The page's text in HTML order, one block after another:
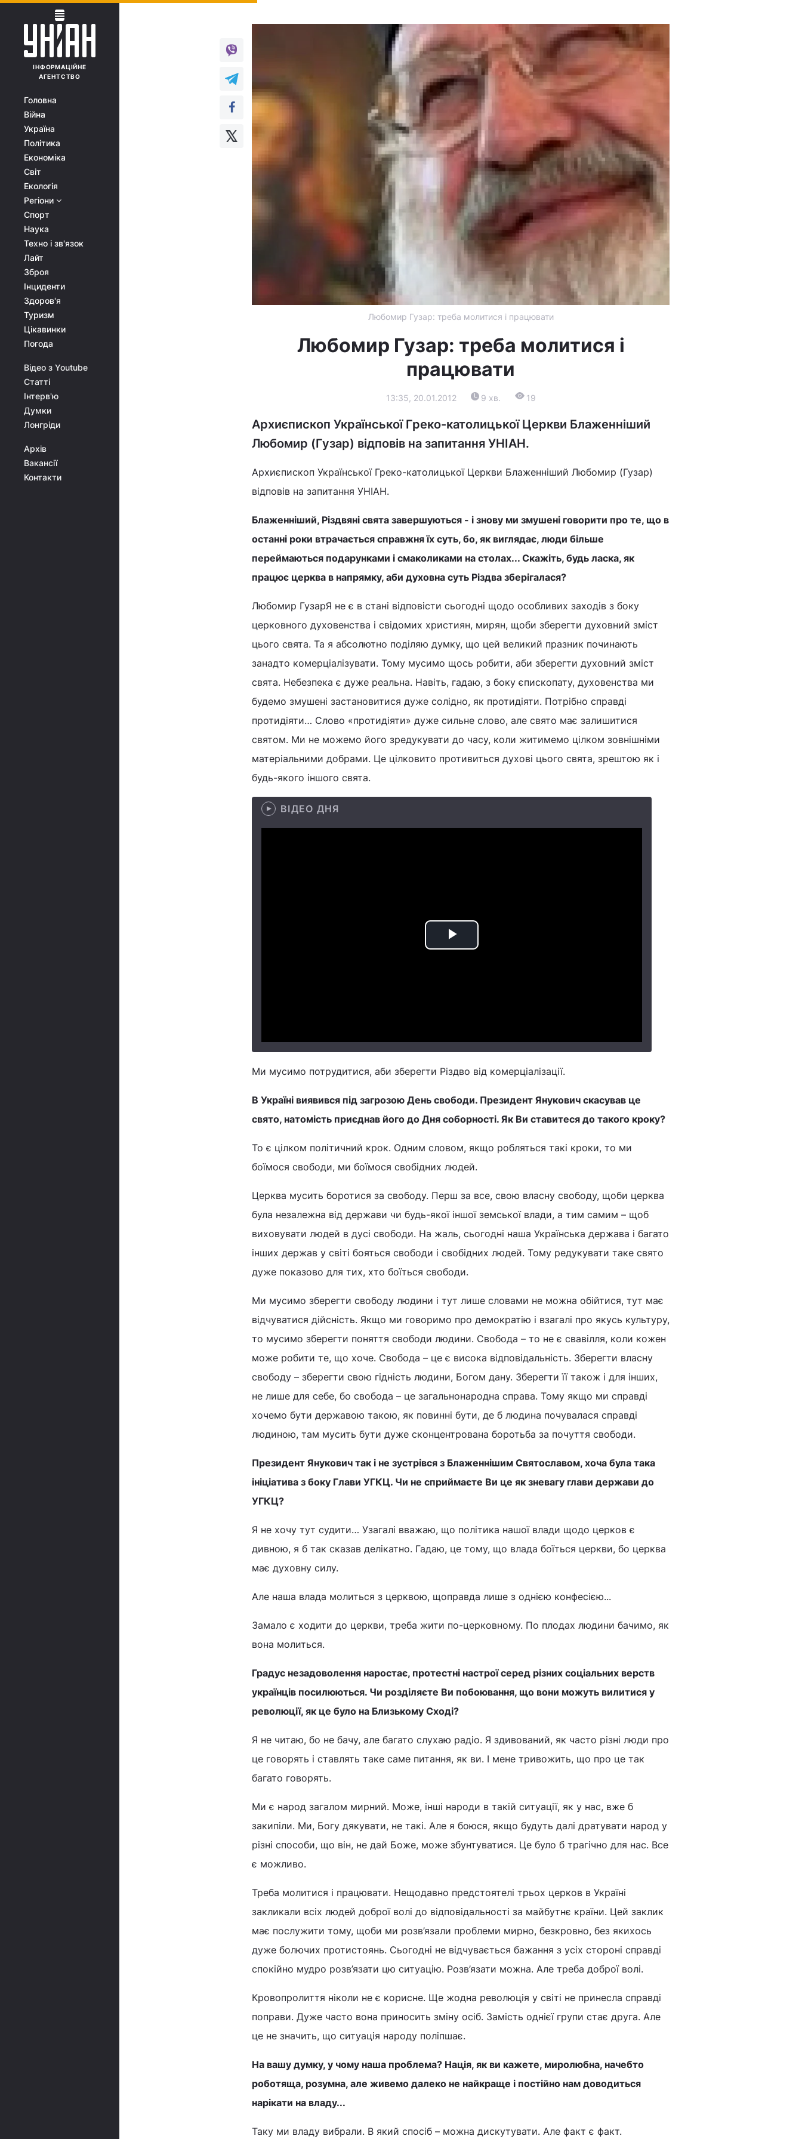
ІНФОРМАЦІЙНЕ
АГЕНТСТВО
Головна
Війна
Україна
Політика
Економіка
Світ
Екологія
Регіони
Спорт
Наука
Техно і зв'язок
Лайт
Зброя
Інциденти
Здоров'я
Туризм
Цікавинки
Погода
Відео з Youtube
Статті
Інтерв'ю
Думки
Лонгріди
Архів
Вакансії
Контакти
Любомир Гузар: треба молитися і працювати
Любомир Гузар: треба молитися і
працювати
13:35, 20.01.2012 9 хв. 19
Архиєпископ Української Греко-католицької Церкви Блаженніший
Любомир (Гузар) відповів на запитання УНІАН.
Архиєпископ Української Греко-католицької Церкви Блаженніший Любомир (Гузар)
відповів на запитання УНІАН.
Блаженніший, Різдвяні свята завершуються - і знову ми змушені говорити про те, що в
останні роки втрачається справжня їх суть, бо, як виглядає, люди більше
переймаються подарунками і смаколиками на столах... Скажіть, будь ласка, як
працює церква в напрямку, аби духовна суть Різдва зберігалася?
Любомир ГузарЯ не є в стані відповісти сьогодні щодо особливих заходів з боку
церковного духовенства і свідомих християн, мирян, щоби зберегти духовний зміст
цього свята. Та я абсолютно поділяю думку, що цей великий празник починають
занадто комерціалізувати. Тому мусимо щось робити, аби зберегти духовний зміст
свята. Небезпека є дуже реальна. Навіть, гадаю, з боку єпископату, духовенства ми
будемо змушені застановитися дуже солідно, як протидіяти. Потрібно справді
протидіяти… Слово «протидіяти» дуже сильне слово, але свято має залишитися
святом. Ми не можемо його зредукувати до часу, коли житимемо цілком зовнішніми
матеріальними добрами. Це цілковито противиться духові цього свята, зрештою як і
будь-якого іншого свята.
ВІДЕО ДНЯ
Play
Ми мусимо потрудитися, аби зберегти Різдво від комерціалізації.
В Україні виявився під загрозою День свободи. Президент Янукович скасував це
свято, натомість приєднав його до Дня соборності. Як Ви ставитеся до такого кроку?
То є цілком політичний крок. Одним словом, якщо робляться такі кроки, то ми
боїмося свободи, ми боїмося свобідних людей.
Церква мусить боротися за свободу. Перш за все, свою власну свободу, щоби церква
була незалежна від держави чи будь-якої іншої земської влади, а тим самим – щоб
виховувати людей в дусі свободи. На жаль, сьогодні наша Українська держава і багато
інших держав у світі бояться свободи і свобідних людей. Тому редукувати таке свято
дуже показово для тих, хто боїться свободи.
Ми мусимо зберегти свободу людини і тут лише словами не можна обійтися, тут має
відчуватися дійсність. Якщо ми говоримо про демократію і взагалі про якусь культуру,
то мусимо зберегти поняття свободи людини. Свобода – то не є свавілля, коли кожен
може робити те, що хоче. Свобода – це є висока відповідальність. Зберегти власну
свободу – зберегти свою гідність людини, Богом дану. Зберегти її також і для інших,
не лише для себе, бо свобода – це загальнонародна справа. Тому якщо ми справді
хочемо бути державою такою, як повинні бути, де б людина почувалася справді
людиною, там мусить бути дуже сконцентрована боротьба за почуття свободи.
Президент Янукович так і не зустрівся з Блаженнішим Святославом, хоча була така
ініціатива з боку Глави УГКЦ. Чи не сприймаєте Ви це як зневагу глави держави до
УГКЦ?
Я не хочу тут судити… Узагалі вважаю, що політика нашої влади щодо церков є
дивною, я б так сказав делікатно. Гадаю, це тому, що влада боїться церкви, бо церква
має духовну силу.
Але наша влада молиться з церквою, щоправда лише з однією конфесією...
Замало є ходити до церкви, треба жити по-церковному. По плодах людини бачимо, як
вона молиться.
Градус незадоволення наростає, протестні настрої серед різних соціальних верств
українців посилюються. Чи розділяєте Ви побоювання, що вони можуть вилитися у
революції, як це було на Близькому Сході?
Я не читаю, бо не бачу, але багато слухаю радіо. Я здивований, як часто різні люди про
це говорять і ставлять таке саме питання, як ви. І мене тривожить, що про це так
багато говорять.
Ми є народ загалом мирний. Може, інші народи в такій ситуації, як у нас, вже б
закипіли. Ми, Богу дякувати, не такі. Але я боюся, якщо будуть далі дратувати народ у
різні способи, що він, не дай Боже, може збунтуватися. Це було б трагічно для нас. Все
є можливо.
Треба молитися і працювати. Нещодавно предстоятелі трьох церков в Україні
закликали всіх людей доброї волі до відповідальності за майбутнє країни. Цей заклик
має послужити тому, щоби ми розв’язали проблеми мирно, безкровно, без якихось
дуже болючих протистоянь. Сьогодні не відчувається бажання з усіх стороні справді
спокійно мудро розв’язати цю ситуацію. Розв’язати можна. Але треба доброї волі.
Кровопролиття ніколи не є корисне. Ще жодна революція у світі не принесла справді
поправи. Дуже часто вона приносить зміну осіб. Замість однієї групи стає друга. Але
це не значить, що ситуація народу поліпшає.
На вашу думку, у чому наша проблема? Нація, як ви кажете, миролюбна, начебто
роботяща, розумна, але живемо далеко не найкраще і постійно нам доводиться
нарікати на владу...
Таку ми владу вибрали. В який спосіб – можна дискутувати. Але факт є факт.